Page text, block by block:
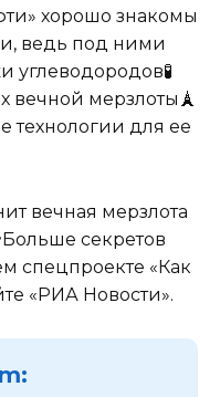
хорошо знакомы
ведь под ними
углеводородов🧪
вечной мерзлоты🗼
технологии для ее
вечная мерзлота
секретов
спецпроекте «Как
«РИА Новости».